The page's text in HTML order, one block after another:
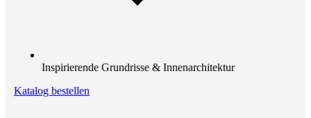
Inspirierende Grundrisse & Innenarchitektur
Katalog bestellen